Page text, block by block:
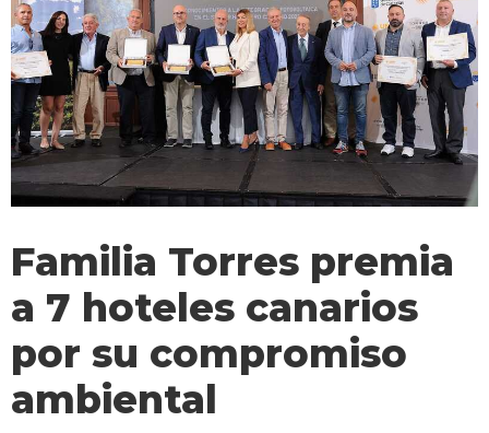
Familia Torres premia
a 7 hoteles canarios
por su compromiso
ambiental